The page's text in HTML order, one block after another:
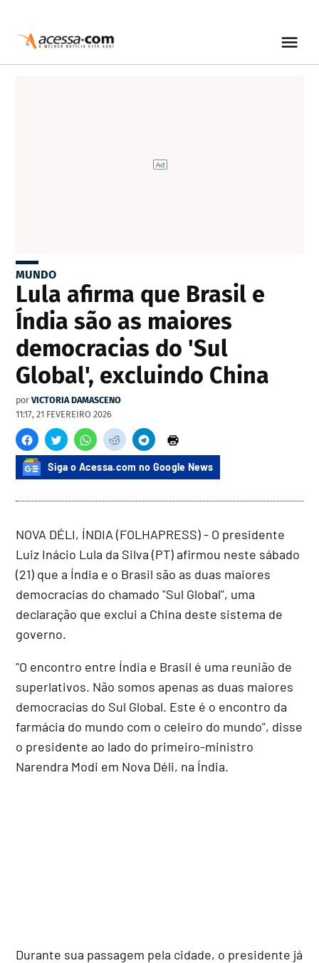
MUNDO
Lula afirma que Brasil e
Índia são as maiores
democracias do 'Sul
Global', excluindo China
por VICTORIA DAMASCENO
11:17, 21 FEVEREIRO 2026
Siga o Acessa.com no Google News
NOVA DÉLI, ÍNDIA (FOLHAPRESS) - O presidente
Luiz Inácio Lula da Silva (PT) afirmou neste sábado
(21) que a Índia e o Brasil são as duas maiores
democracias do chamado "Sul Global", uma
declaração que exclui a China deste sistema de
governo.
"O encontro entre Índia e Brasil é uma reunião de
superlativos. Não somos apenas as duas maiores
democracias do Sul Global. Este é o encontro da
farmácia do mundo com o celeiro do mundo", disse
o presidente ao lado do primeiro-ministro
Narendra Modi em Nova Déli, na Índia.
Durante sua passagem pela cidade, o presidente já